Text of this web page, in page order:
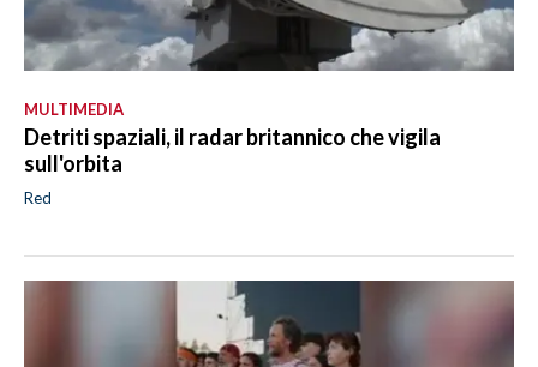
MULTIMEDIA
Detriti spaziali, il radar britannico che vigila
sull'orbita
Red